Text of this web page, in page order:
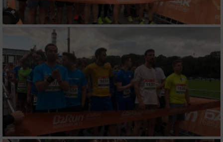
Analyse von Zielgruppen durch Statistiken
oder Kombinationen von Daten aus
verschiedenen Quellen
Entwicklung und Verbesserung der Angebote
Verwendung reduzierter Daten zur Auswahl
von Inhalten
IAB-Besonderheiten:
Verwendung genauer Standortdaten